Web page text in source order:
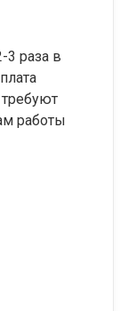
раза в
работы